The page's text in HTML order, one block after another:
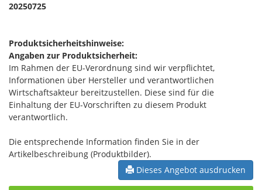
20250725
Produktsicherheitshinweise:
Angaben zur Produktsicherheit:
Im Rahmen der EU-Verordnung sind wir verpflichtet,
Informationen über Hersteller und verantwortlichen
Wirtschaftsakteur bereitzustellen. Diese sind für die
Einhaltung der EU-Vorschriften zu diesem Produkt
verantwortlich.
Die entsprechende Information finden Sie in der
Artikelbeschreibung (Produktbilder).
Dieses Angebot ausdrucken